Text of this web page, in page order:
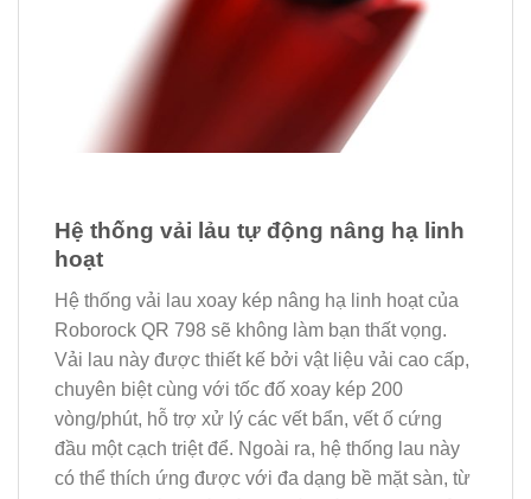
Hệ thống vải lảu tự động nâng hạ linh
hoạt
Hệ thống vải lau xoay kép nâng hạ linh hoạt của
Roborock QR 798 sẽ không làm bạn thất vọng.
Vải lau này được thiết kế bởi vật liệu vải cao cấp,
chuyên biệt cùng với tốc đố xoay kép 200
vòng/phút, hỗ trợ xử lý các vết bẩn, vết ố cứng
đầu một cạch triệt để. Ngoài ra, hệ thống lau này
có thể thích ứng được với đa dạng bề mặt sàn, từ